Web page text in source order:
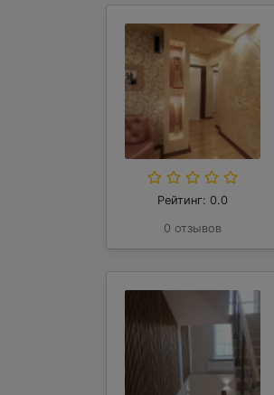
Рейтинг: 0.0
0 отзывов